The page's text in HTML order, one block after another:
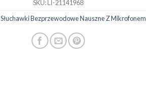
SKU:LI-21141968
Słuchawki Bezprzewodowe Nauszne Z Mikrofonem